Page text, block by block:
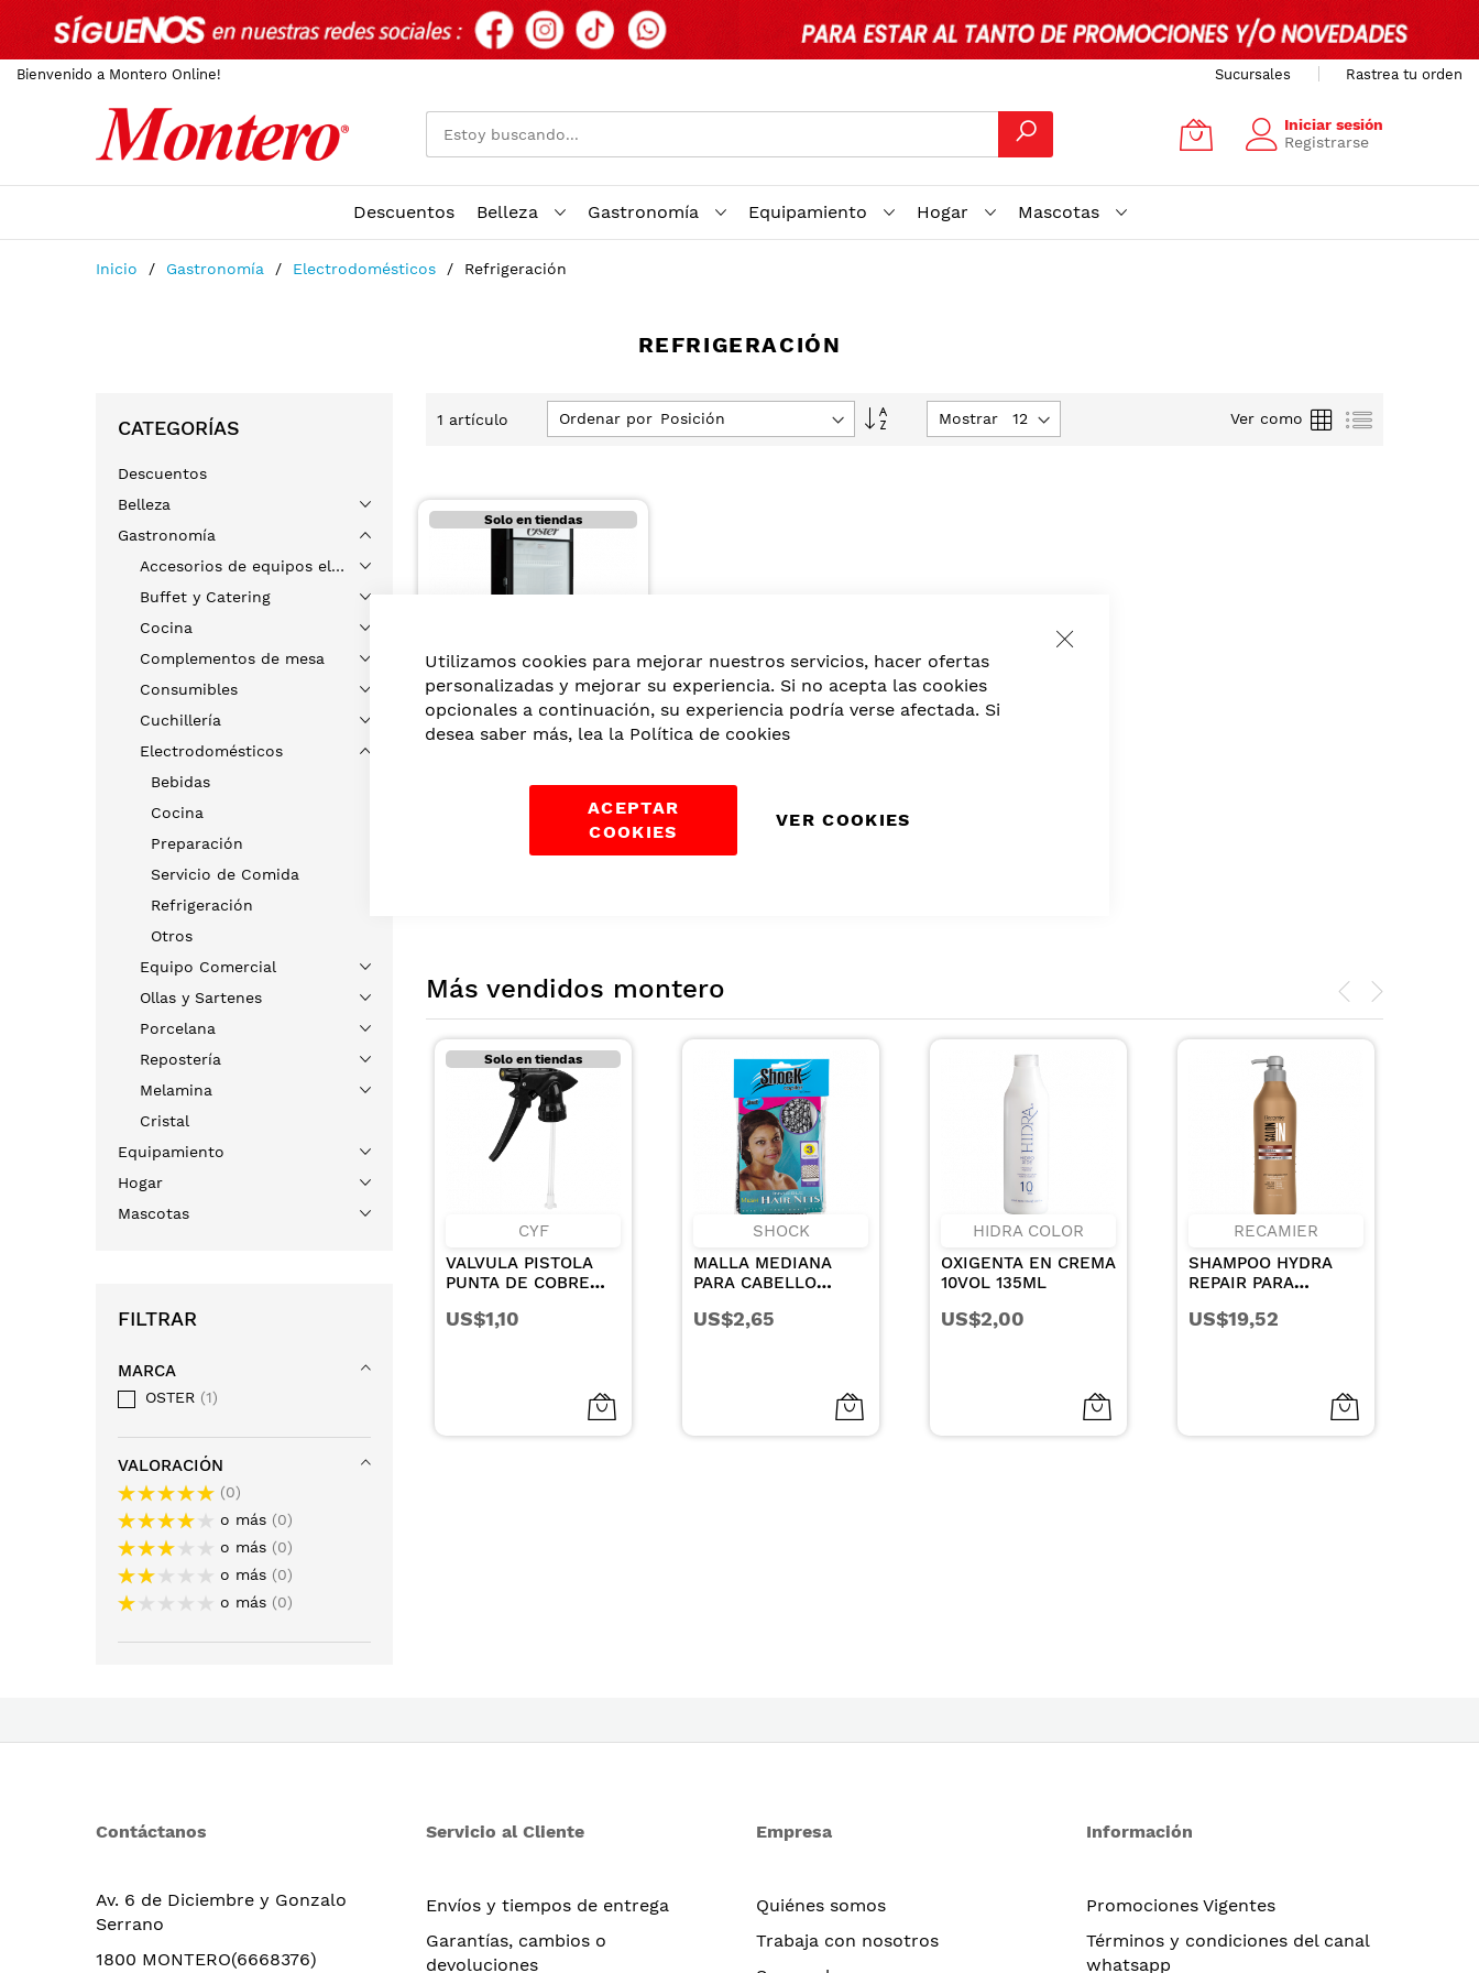
Close
Utilizamos cookies para mejorar nuestros servicios, hacer ofertas
personalizadas y mejorar su experiencia. Si no acepta las cookies
opcionales a continuación, su experiencia podría verse afectada. Si
desea saber más, lea la Política de cookies
ACEPTAR
COOKIES
VER COOKIES
Bienvenido a Montero Online! Sucursales Rastrea tu orden
Iniciar sesión
Registrarse
Descuentos Belleza Gastronomía Equipamiento Hogar
Mascotas
Inicio Gastronomía Electrodomésticos Refrigeración
REFRIGERACIÓN
Más vendidos montero
Solo en tiendas
MALLA MEDIANA
PARA CABELLO
US$2,65
HIDRA COLOR
OXIGENTA EN CREMA
10VOL 135ML
US$2,00
RECAMIER
SHAMPOO HYDRA
REPAIR PARA
DANADOS 1000ML
US$19,52
IBT
VASO DE CRISTAL
PARA MONOMERO
US$0,56
1 artículo Ordenar por
Fijar
Mostrar Ver como ParrillaLista
Solo en tiendas
OSTER
CATEGORÍAS
Descuentos
Belleza
Gastronomía
Accesorios de equipos eléctricos
Buffet y Catering
Cocina
Complementos de mesa
Consumibles
Cuchillería
Electrodomésticos
Bebidas
Cocina
Preparación
Servicio de Comida
Refrigeración
Otros
Equipo Comercial
Ollas y Sartenes
Porcelana
Repostería
Melamina
Cristal
Equipamiento
Hogar
Mascotas
FILTRAR
MARCA
OSTER 1
VALORACIÓN
0
o más
0
o más
0
o más
0
o más
0
Contáctanos
Av. 6 de Diciembre y Gonzalo
Serrano
1800 MONTERO(6668376)
Servicio al Cliente
Envíos y tiempos de entrega
Garantías, cambios o
devoluciones
Empresa
Quiénes somos
Trabaja con nosotros
Información
Promociones Vigentes
Términos y condiciones del canal
whatsapp